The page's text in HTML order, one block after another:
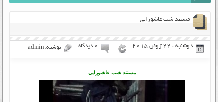
مستند شب عاشورایی
دوشنبه ، 22 ژوئن 2015 ۰ دیدگاه نوشته:admin
مستند شب عاشورایی